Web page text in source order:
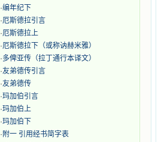
·编年纪下
·厄斯德拉引言
·厄斯德拉上
·厄斯德拉下（或称讷赫米雅）
·多俾亚传（拉丁通行本译文）
·友弟德传引言
·友弟德传
·玛加伯引言
·玛加伯上
·玛加伯下
· 附一 引用经书简字表